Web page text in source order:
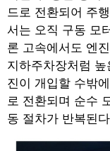
드로 전환되어 주
서는 오직 구동 모
론 고속에서도 엔
지하주차장처럼
진이 개입할 수밖
로 전환되며 순수
동 절차가 반복된